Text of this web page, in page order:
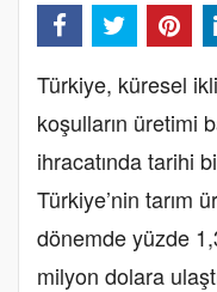
Türkiye, küresel
koşulların üretimi
ihracatında tarihi
Türkiye’nin tarım
dönemde yüzde
milyon dolara